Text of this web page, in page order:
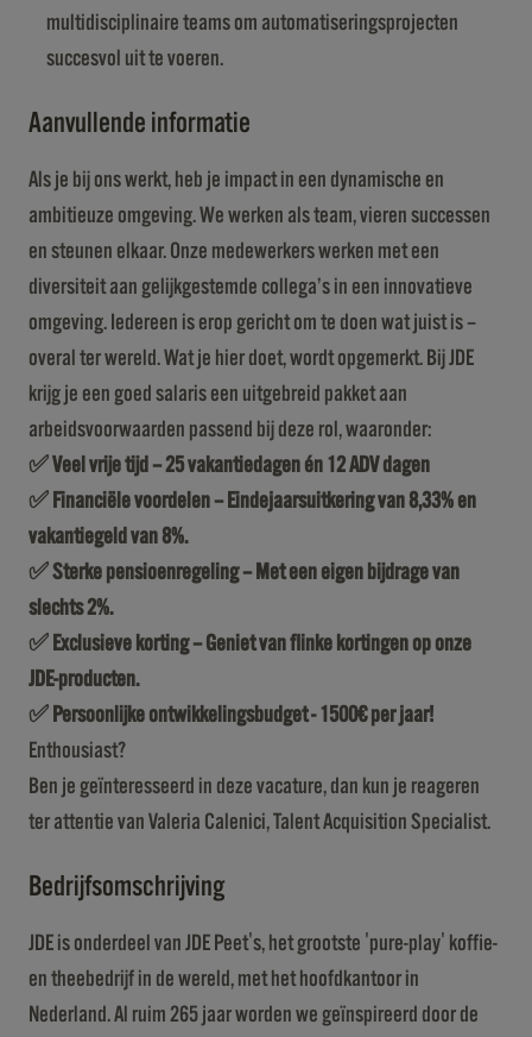
multidisciplinaire teams om automatiseringsprojecten
succesvol uit te voeren.
Aanvullende informatie
Als je bij ons werkt, heb je impact in een dynamische en
ambitieuze omgeving. We werken als team, vieren successen
en steunen elkaar. Onze medewerkers werken met een
diversiteit aan gelijkgestemde collega’s in een innovatieve
omgeving. Iedereen is erop gericht om te doen wat juist is –
overal ter wereld. Wat je hier doet, wordt opgemerkt. Bij JDE
krijg je een goed salaris een uitgebreid pakket aan
arbeidsvoorwaarden passend bij deze rol, waaronder:
✅ Veel vrije tijd – 25 vakantiedagen én 12 ADV dagen
✅ Financiële voordelen – Eindejaarsuitkering van 8,33% en
vakantiegeld van 8%.
✅ Sterke pensioenregeling – Met een eigen bijdrage van
slechts 2%.
✅ Exclusieve korting – Geniet van flinke kortingen op onze
JDE-producten.
✅ Persoonlijke ontwikkelingsbudget - 1500€ per jaar!
Enthousiast?
Ben je geïnteresseerd in deze vacature, dan kun je reageren
ter attentie van Valeria Calenici, Talent Acquisition Specialist.
Bedrijfsomschrijving
JDE is onderdeel van JDE Peet's, het grootste 'pure-play' koffie-
en theebedrijf in de wereld, met het hoofdkantoor in
Nederland. Al ruim 265 jaar worden we geïnspireerd door de